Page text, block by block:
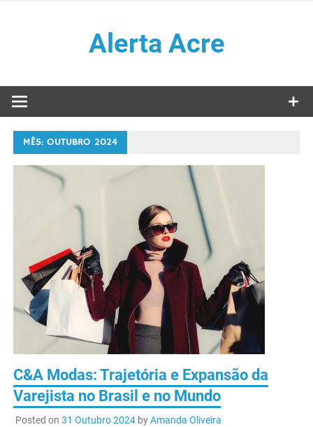
Alerta Acre
MÊS:OUTUBRO 2024
C&A Modas: Trajetória e Expansão da
Varejista no Brasil e no Mundo
Posted on 31 Outubro 2024byAmanda Oliveira